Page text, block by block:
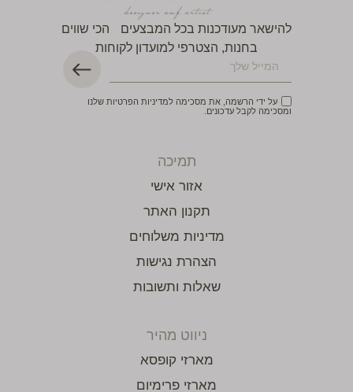
להישאר מעודכנות בכל המבצעים הכי שווים
בחנות, הצטרפי למועדון לקוחות
על ידי הרשמה, את מסכימה למדיניות הפרטיות שלנו
ומסכימה לקבל עדכונים.
תמיכה
אזור אישי
תקנון האתר
מדיניות משלוחים
הצהרת נגישות
שאלות ותשובות
ניווט מהיר
מארזי קופסא
מארזי פרימיום